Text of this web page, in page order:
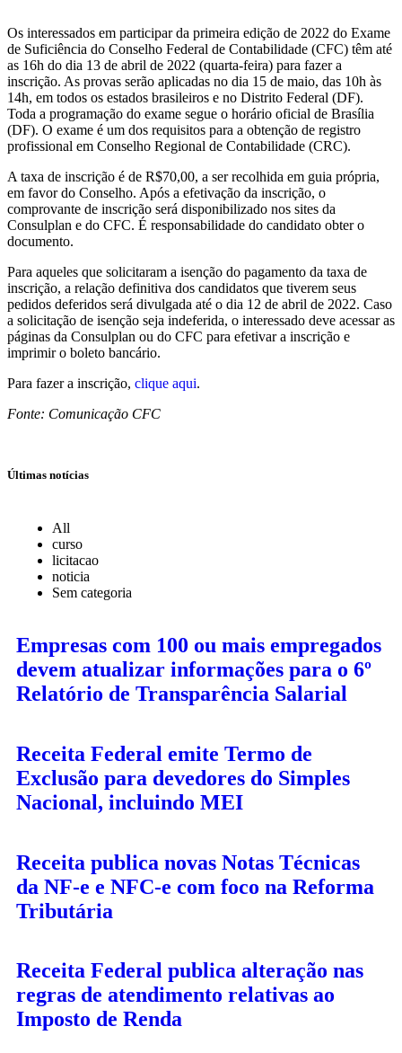
Os interessados em participar da primeira edição de 2022 do Exame
de Suficiência do Conselho Federal de Contabilidade (CFC) têm até
as 16h do dia 13 de abril de 2022 (quarta-feira) para fazer a
inscrição. As provas serão aplicadas no dia 15 de maio, das 10h às
14h, em todos os estados brasileiros e no Distrito Federal (DF).
Toda a programação do exame segue o horário oficial de Brasília
(DF). O exame é um dos requisitos para a obtenção de registro
profissional em Conselho Regional de Contabilidade (CRC).
A taxa de inscrição é de R$70,00, a ser recolhida em guia própria,
em favor do Conselho. Após a efetivação da inscrição, o
comprovante de inscrição será disponibilizado nos sites da
Consulplan e do CFC. É responsabilidade do candidato obter o
documento.
Para aqueles que solicitaram a isenção do pagamento da taxa de
inscrição, a relação definitiva dos candidatos que tiverem seus
pedidos deferidos será divulgada até o dia 12 de abril de 2022. Caso
a solicitação de isenção seja indeferida, o interessado deve acessar as
páginas da Consulplan ou do CFC para efetivar a inscrição e
imprimir o boleto bancário.
Para fazer a inscrição, clique aqui.
Fonte: Comunicação CFC
Últimas notícias
All
curso
licitacao
noticia
Sem categoria
Empresas com 100 ou mais empregados
devem atualizar informações para o 6º
Relatório de Transparência Salarial
Receita Federal emite Termo de
Exclusão para devedores do Simples
Nacional, incluindo MEI
Receita publica novas Notas Técnicas
da NF-e e NFC-e com foco na Reforma
Tributária
Receita Federal publica alteração nas
regras de atendimento relativas ao
Imposto de Renda